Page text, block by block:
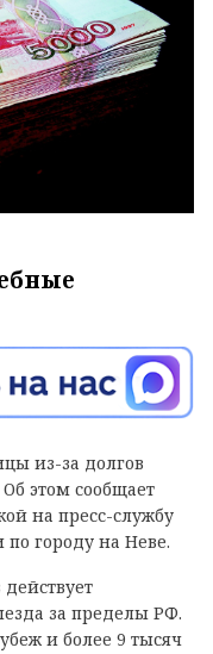
из-за долгов
этом сообщает
на пресс-службу
городу на Неве.
за пределы РФ.
и более 9 тысяч